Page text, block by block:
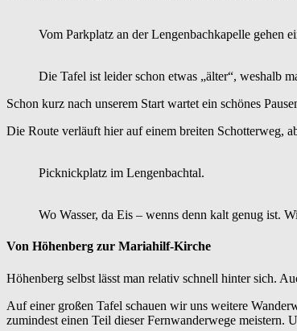
Vom Parkplatz an der Lengenbachkapelle gehen
Die Tafel ist leider schon etwas „älter“, weshalb
Schon kurz nach unserem Start wartet ein schönes
Die Route verläuft hier auf einem breiten Schotterweg,
Picknickplatz im Lengenbachtal.
Wo Wasser, da Eis – wenns denn kalt genug ist.
Von Höhenberg zur Mariahilf-Kirche
Höhenberg selbst lässt man relativ schnell hinter sich.
Auf einer großen Tafel schauen wir uns weitere
zumindest einen Teil dieser Fernwanderwege meistern.